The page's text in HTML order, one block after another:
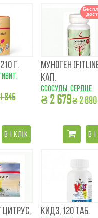
Г.
845
В 1 КЛІК
МУНОГЕН
КАП.
cсосуды, сердце
₴ 2 679₴ 2 690
В
ЦИТРУС,
КИДЗ, 120 ТАБ.